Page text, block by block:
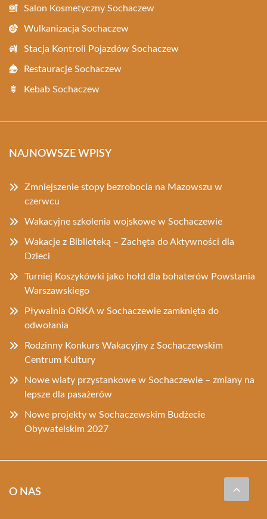
Salon Kosmetyczny Sochaczew
Wulkanizacja Sochaczew
Stacja Kontroli Pojazdów Sochaczew
Restauracje Sochaczew
Kebab Sochaczew
NAJNOWSZE WPISY
Zmniejszenie stopy bezrobocia na Mazowszu w
czerwcu
Wakacyjne szkolenia wojskowe w Sochaczewie
Wakacje z Biblioteką – Zachęta do Aktywności dla
Dzieci
Turniej Koszykówki jako hołd dla bohaterów Powstania
Warszawskiego
Pływalnia ORKA w Sochaczewie zamknięta do
odwołania
Rodzinny Konkurs Wakacyjny z Sochaczewskim
Centrum Kultury
Nowe wiaty przystankowe w Sochaczewie – zmiany na
lepsze dla pasażerów
Nowe projekty w Sochaczewskim Budżecie
Obywatelskim 2027
O NAS